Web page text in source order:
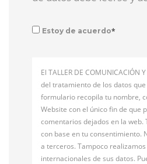
Estoy de acuerdo*
El TALLER DE COMUNICACIÓN
del tratamiento de los datos
formulario recopila tu nombre,
Website con el único fin de que
comentarios dejados en la web.
con base en tu consentimiento.
a terceros. Tampoco
internacionales de sus datos.